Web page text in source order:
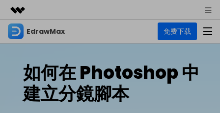
精選產品
實用工具
解決方案
關於我們
EdrawMax 免费下载
EdrawMax
多合一圖表軟體
圖表
商業用途
如何在 Photoshop 中
建立分鏡腳本